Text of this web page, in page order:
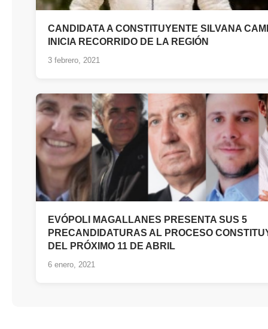
CANDIDATA A CONSTITUYENTE SILVANA
INICIA RECORRIDO DE LA REGIÓN
3 febrero, 2021
EVÓPOLI MAGALLANES PRESENTA SUS 5
PRECANDIDATURAS AL PROCESO
DEL PRÓXIMO 11 DE ABRIL
6 enero, 2021